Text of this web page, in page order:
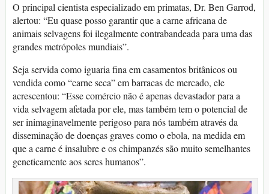
O principal cientista especializado em primatas, Dr. Ben Garrod,
alertou: “Eu quase posso garantir que a carne africana de
animais selvagens foi ilegalmente contrabandeada para uma das
grandes metrópoles mundiais”.
Seja servida como iguaria fina em casamentos britânicos ou
vendida como “carne seca” em barracas de mercado, ele
acrescentou: “Esse comércio não é apenas devastador para a
vida selvagem afetada por ele, mas também tem o potencial de
ser inimaginavelmente perigoso para nós também através da
disseminação de doenças graves como o ebola, na medida em
que a carne é insalubre e os chimpanzés são muito semelhantes
geneticamente aos seres humanos”.